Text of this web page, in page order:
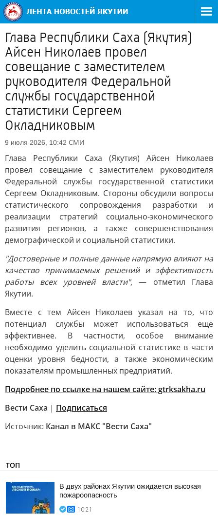
Глава Республики Саха (Якутия)
Айсен Николаев провел
совещание с заместителем
руководителя Федеральной
службы государственной
статистики Сергеем
Окладниковым
9 июля 2026, 10:42 СМИ
Глава Республики Саха (Якутия) Айсен Николаев
провел совещание с заместителем руководителя
Федеральной службы государственной статистики
Сергеем Окладниковым. Стороны обсудили вопросы
статистического сопровождения разработки и
реализации стратегий социально-экономического
развития регионов, а также совершенствования
демографической и социальной статистики.
"Достоверные и полные данные напрямую влияют на
качество принимаемых решений и эффективность
работы всех уровней власти", — отметил Глава
Якутии.
Вместе с тем Айсен Николаев указал на то, что
потенциал службы может использоваться еще
эффективнее. В частности, особое внимание
необходимо уделить социальной статистике в части
оценки уровня бедности, а также экономическим
показателям промышленных предприятий.
Подробнее по ссылке на нашем сайте: gtrksakha.ru
Вести Саха | Подписаться
Источник: Канал в МАКС "Вести Саха"
ТОП
В двух районах Якутии ожидается высокая
пожароопасность
10:21